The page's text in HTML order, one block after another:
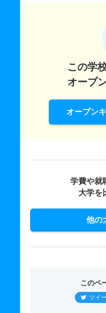
この学
オープ
オープン
学費や就
大学を
他の
このペ
ツイ